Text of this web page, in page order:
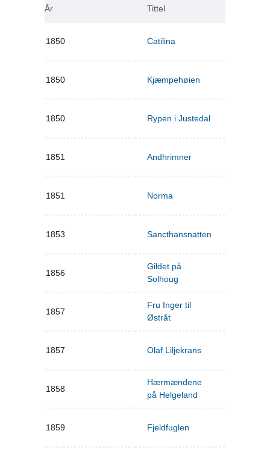
År Tittel
1850 Catilina
1850 Kjæmpehøien
1850 Rypen i Justedal
1851 Andhrimner
1851 Norma
1853 Sancthansnatten
1856
Gildet på
Solhoug
1857
Fru Inger til
Østråt
1857 Olaf Liljekrans
1858
Hærmændene
på Helgeland
1859 Fjeldfuglen